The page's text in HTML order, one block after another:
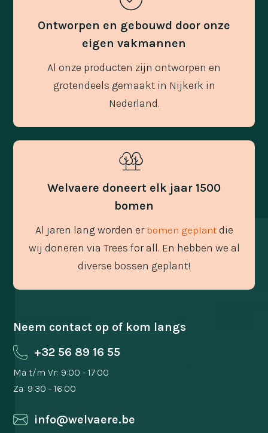
Ontworpen en gebouwd door onze
eigen vakmannen
Al onze producten zijn ontworpen en
grotendeels gemaakt in Nijkerk in
Nederland.
Welvaere doneert elk jaar 1500
bomen
Al jaren lang worden er bomen geplantdie
wij doneren via Trees for all. En hebben we al
diverse bossen geplant!
Neem contact op of kom langs
+32 56 89 16 55
Ma t/m Vr: 9:00 - 17:00
Za: 9:30 - 16:00
info@welvaere.be